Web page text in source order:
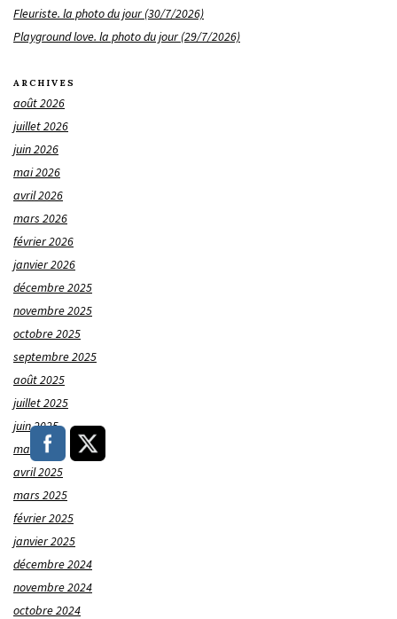
Fleuriste. la photo du jour (30/7/2026)
Playground love. la photo du jour (29/7/2026)
ARCHIVES
août 2026
juillet 2026
juin 2026
mai 2026
avril 2026
mars 2026
février 2026
janvier 2026
décembre 2025
novembre 2025
octobre 2025
septembre 2025
août 2025
juillet 2025
juin 2025
mai 2025
avril 2025
mars 2025
février 2025
janvier 2025
décembre 2024
novembre 2024
octobre 2024